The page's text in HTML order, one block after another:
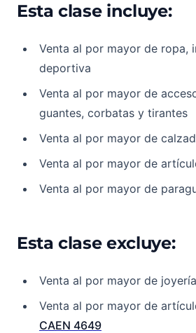
Esta clase incluye:
Venta al por mayor de ropa,
deportiva
Venta al por mayor de
guantes, corbatas y tirantes
Venta al por mayor de
Venta al por mayor de
Venta al por mayor de
Esta clase excluye:
Venta al por mayor de
Venta al por mayor de
CAEN 4649